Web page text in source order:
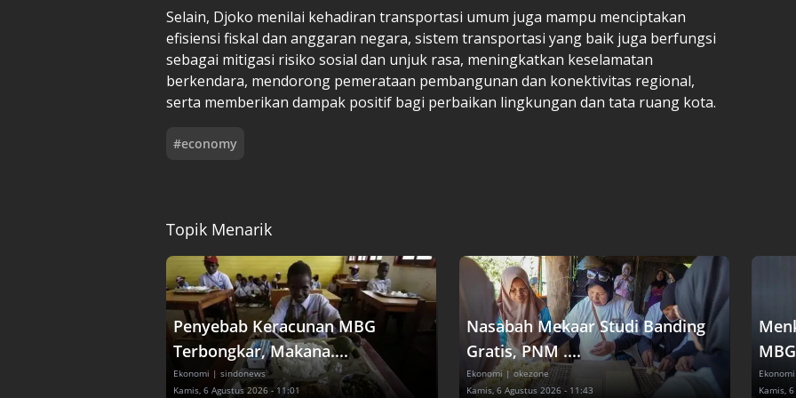
Selain, Djoko menilai kehadiran transportasi umum juga mampu menciptakan
efisiensi fiskal dan anggaran negara, sistem transportasi yang baik juga berfungsi
sebagai mitigasi risiko sosial dan unjuk rasa, meningkatkan keselamatan
berkendara, mendorong pemerataan pembangunan dan konektivitas regional,
serta memberikan dampak positif bagi perbaikan lingkungan dan tata ruang kota.
#economy
Topik Menarik
Penyebab Keracunan MBG
Terbongkar, Makana....
Ekonomi | sindonews
Kamis, 6 Agustus 2026 - 11:01
Nasabah Mekaar Studi Banding
Gratis, PNM ....
Ekonomi | okezone
Kamis, 6 Agustus 2026 - 11:43
Ekonomi
Kamis,